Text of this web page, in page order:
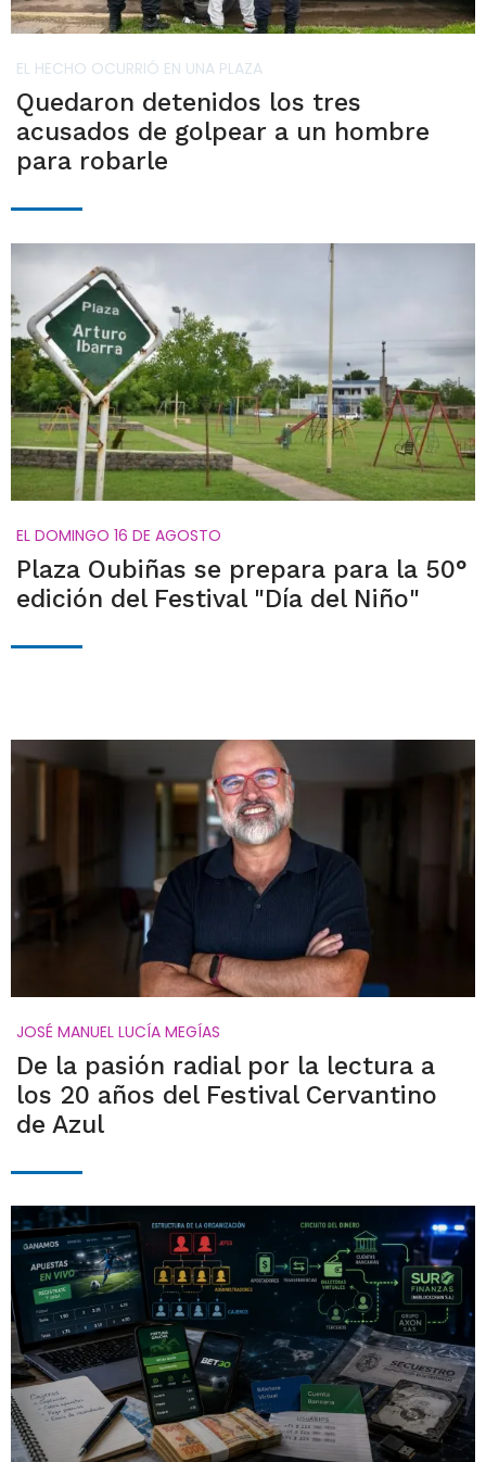
EL HECHO OCURRIÓ EN UNA PLAZA
Quedaron detenidos los tres
acusados de golpear a un hombre
para robarle
EL DOMINGO 16 DE AGOSTO
Plaza Oubiñas se prepara para la 50°
edición del Festival "Día del Niño"
JOSÉ MANUEL LUCÍA MEGÍAS
De la pasión radial por la lectura a
los 20 años del Festival Cervantino
de Azul